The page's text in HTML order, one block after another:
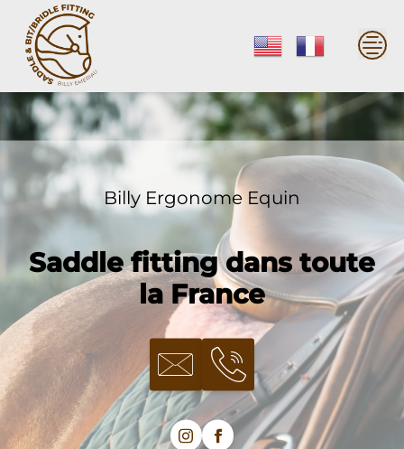
content
Billy Ergonome Equin
Saddle fitting dans toute
la France